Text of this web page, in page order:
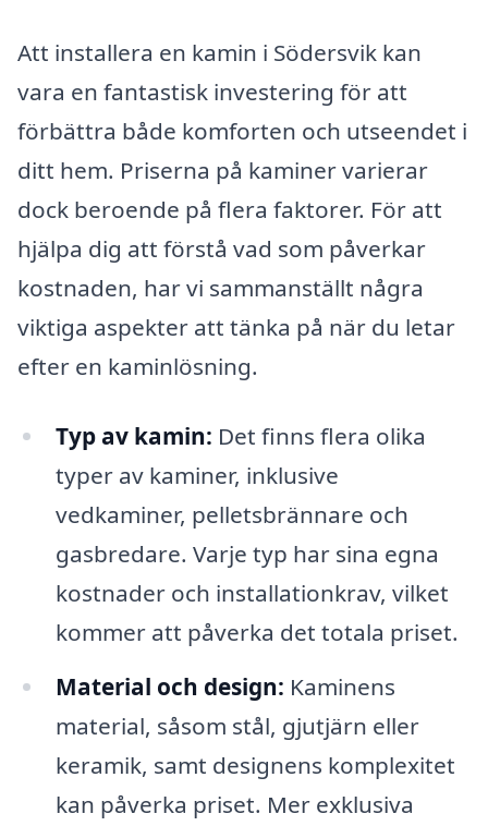
Att installera en kamin i Södersvik kan
vara en fantastisk investering för att
förbättra både komforten och utseendet i
ditt hem. Priserna på kaminer varierar
dock beroende på flera faktorer. För att
hjälpa dig att förstå vad som påverkar
kostnaden, har vi sammanställt några
viktiga aspekter att tänka på när du letar
efter en kaminlösning.
Typ av kamin: Det finns flera olika
typer av kaminer, inklusive
vedkaminer, pelletsbrännare och
gasbredare. Varje typ har sina egna
kostnader och installationkrav, vilket
kommer att påverka det totala priset.
Material och design: Kaminens
material, såsom stål, gjutjärn eller
keramik, samt designens komplexitet
kan påverka priset. Mer exklusiva